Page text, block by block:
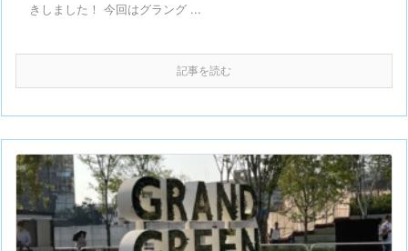
きしました！ 今回はグラング ...
記事を読む